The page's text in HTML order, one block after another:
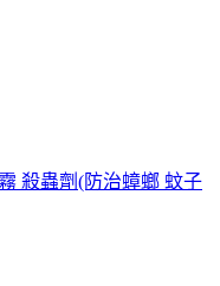
殺蟲劑(防治蟑螂 蚊子